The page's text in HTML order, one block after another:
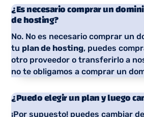
¿Es necesario comprar un
de hosting?
No. No es necesario comprar un
tu plan de hosting, puedes
otro proveedor o transferirlo a
no te obligamos a comprar un
¿Puedo elegir un plan y luego
¡Por supuesto! puedes cambiar